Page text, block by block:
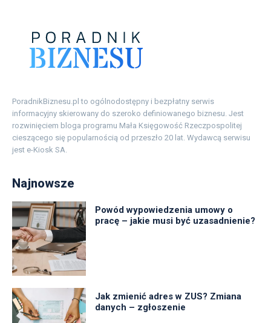
PoradnikBiznesu.pl to ogólnodostępny i bezpłatny serwis
informacyjny skierowany do szeroko definiowanego biznesu. Jest
rozwinięciem bloga programu Mała Księgowość Rzeczpospolitej
cieszącego się popularnością od przeszło 20 lat. Wydawcą serwisu
jest e-Kiosk SA.
Najnowsze
Powód wypowiedzenia umowy o
pracę – jakie musi być uzasadnienie?
Jak zmienić adres w ZUS? Zmiana
danych – zgłoszenie